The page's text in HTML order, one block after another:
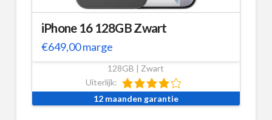
iPhone 16 128GB Zwart
€649,00marge
128GB | Zwart
Uiterlijk:
12 maanden garantie